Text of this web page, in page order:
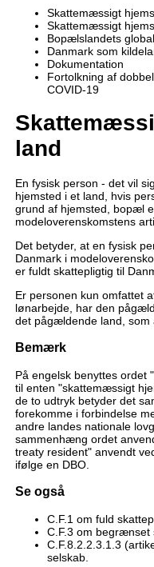
Skattemæssigt
Skattemæssigt
Bopælslandets
Danmark som
Dokumentation
Fortolkning af
COVID-19
land
En fysisk person - det vil
hjemsted i et land, hvis
grund af hjemsted, bopæl
modeloverenskomstens
Det betyder, at en fysisk
Danmark i
er fuldt skattepligtig til
Er personen kun omfattet
lønarbejde, har den
det pågældende land, som
Bemærk
På engelsk benyttes ordet
til enten "skattemæssigt
de to udtryk betyder det
forekomme i forbindelse
andre landes nationale
sammenhæng ordet
treaty resident" anvendt
ifølge en DBO.
Se også
C.F.1 om fuld
C.F.3 om begrænset
C.F.8.2.2.3.1.3
selskab.